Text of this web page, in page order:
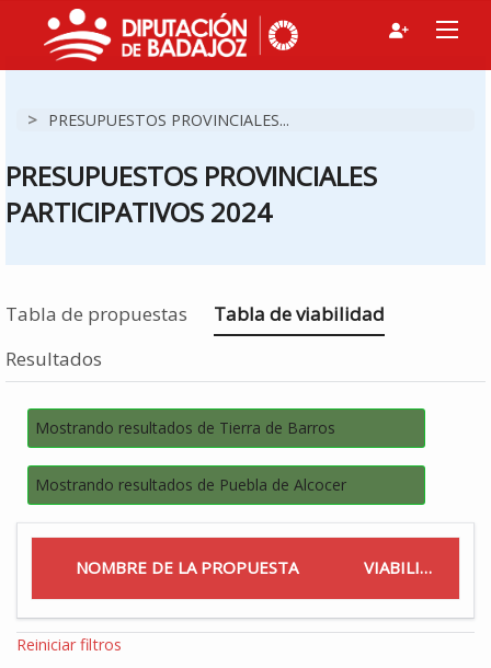
> PRESUPUESTOS PROVINCIALES...
PRESUPUESTOS PROVINCIALES
PARTICIPATIVOS 2024
Tabla de propuestas Estás en
Tabla de viabilidad
Resultados
Mostrando resultados de Tierra de Barros
Mostrando resultados de Puebla de Alcocer
NOMBRE DE LA PROPUESTA VIABILIDAD
Reiniciar filtros